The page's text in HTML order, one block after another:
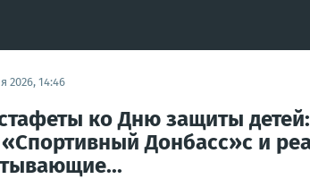
2026, 14:46
ко Дню защиты
Донбасс»с и